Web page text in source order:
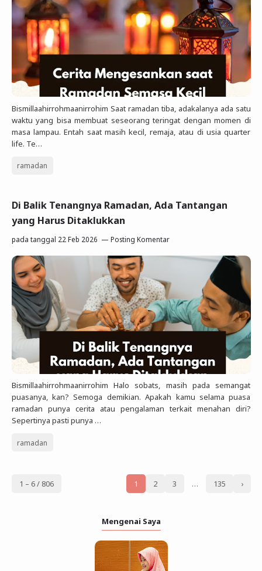
Bismillaahirrohmaanirrohim Saat ramadan tiba, adakalanya ada satu
waktu yang bisa membuat seseorang teringat dengan momen di
masa lampau. Entah saat masih kecil, remaja, atau di usia quarter
life. Te…
ramadan
Di Balik Tenangnya Ramadan, Ada Tantangan
yang Harus Ditaklukkan
pada tanggal 22 Feb 2026 Posting Komentar
Bismillaahirrohmaanirrohim Halo sobats, masih pada semangat
puasanya, kan? Semoga demikian. Apakah kamu selama puasa
ramadan punya cerita atau pengalaman terkait menahan diri?
Sepertinya pasti punya …
ramadan
1 – 6 / 806 1 2 3 … 135 ›
Mengenai Saya